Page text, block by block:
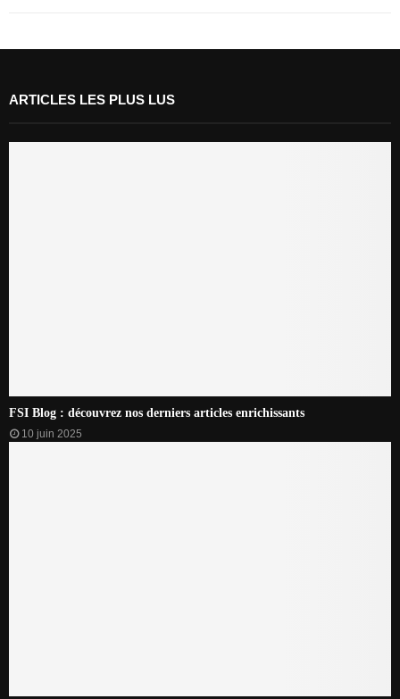
ARTICLES LES PLUS LUS
FSI Blog : découvrez nos derniers articles enrichissants
10 juin 2025